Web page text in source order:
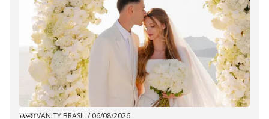
VANITY BRASIL/ 06/08/2026